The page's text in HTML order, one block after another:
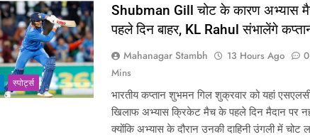
‎स्पोर्ट्स
Shubman Gill चोट के कारण अभ्यास
पहले दिन बाहर, KL Rahul संभालेंगे
Mahanagar Stambh 13 Hours Ago 0
Mins
भारतीय कप्तान शुभमन गिल शुक्रवार को यहां
खिलाफ अभ्यास क्रिकेट मैच के पहले दिन मैदान पर
क्योंकि अभ्यास के दौरान उनकी दाहिनी उंगली में चोट